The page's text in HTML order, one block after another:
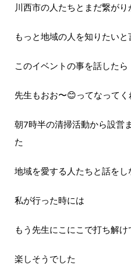
川西市の人たちとまだ繋がり
もっと地域の人を知りたいと
このイベントの事を話したら
先生もおお〜😊ってなってく
朝7時半の清掃活動から設営
た
地域を愛する人たちと話をし
私が行った時には
もう先生にこにこで打ち解け
楽しそうでした